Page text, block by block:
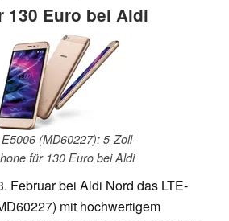
130 Euro bei Aldi
(MD60227): 5-Zoll-
für 130 Euro bei Aldi
Februar bei Aldi Nord das LTE-
mit hochwertigem